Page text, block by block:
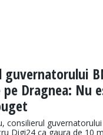
guvernatorului
pe Dragnea: Nu
consilierul
Digi24 ca gaura de 10